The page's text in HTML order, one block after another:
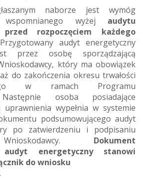
naborze jest wymóg
wspomnianego wyżej audytu
przed rozpoczęciem każdego
audyt energetyczny
przez osobę sporządzającą
który ma obowiązek
do zakończenia okresu trwałości
w ramach Programu
Następnie osoba posiadające
uprawnienia wypełnia w systemie
podsumowującego audyt
po zatwierdzeniu i podpisaniu
Dokument
audyt energetyczny stanowi
do wniosku
.